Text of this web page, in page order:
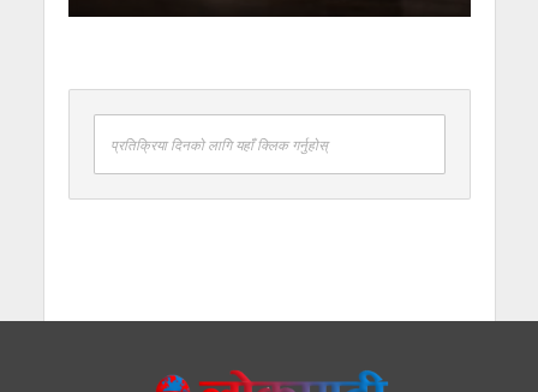
प्रतिक्रिया दिनको लागि यहाँ क्लिक गर्नुहोस्